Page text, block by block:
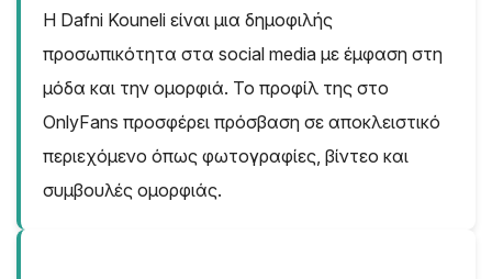
Η Dafni Kouneli είναι μια δημοφιλής
προσωπικότητα στα social media με έμφαση στη
μόδα και την ομορφιά. Το προφίλ της στο
OnlyFans προσφέρει πρόσβαση σε αποκλειστικό
περιεχόμενο όπως φωτογραφίες, βίντεο και
συμβουλές ομορφιάς.